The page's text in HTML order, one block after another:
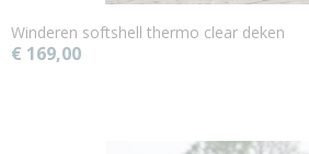
Winderen softshell thermo clear deken
€ 169,00